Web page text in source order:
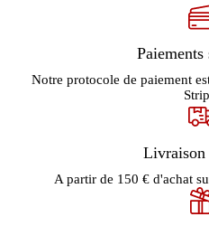
Paiements
Notre protocole de paiement
Livraison
A partir de 150 € d'achat